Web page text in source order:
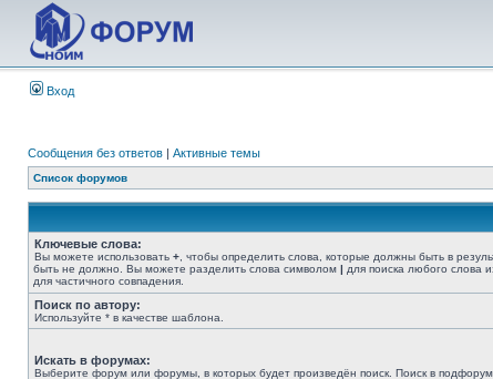
Вход
Сообщения без ответов | Активные темы
Список форумов
Ключевые слова:
Вы можете использовать + , чтобы определить слова, которые должны быть в
быть не должно. Вы можете разделить слова символом | для поиска любого слова
для частичного совпадения.
Поиск по автору:
Используйте * в качестве шаблона.
Искать в форумах:
Выберите форум или форумы, в которых будет произведён поиск. Поиск в